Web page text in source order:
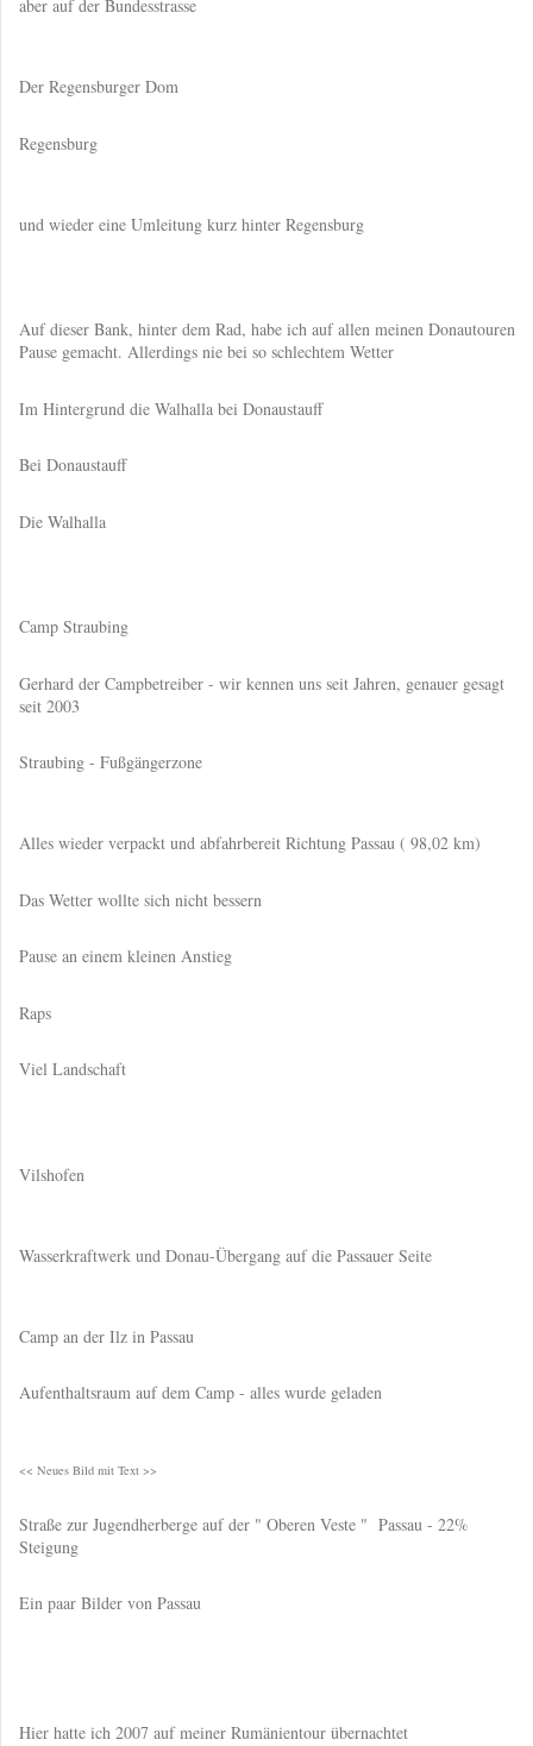
aber auf der Bundesstrasse
Der Regensburger Dom
Regensburg
und wieder eine Umleitung kurz hinter Regensburg
Auf dieser Bank, hinter dem Rad, habe ich auf allen meinen Donautouren
Pause gemacht. Allerdings nie bei so schlechtem Wetter
Im Hintergrund die Walhalla bei Donaustauff
Bei Donaustauff
Die Walhalla
Camp Straubing
Gerhard der Campbetreiber - wir kennen uns seit Jahren, genauer gesagt
seit 2003
Straubing - Fußgängerzone
Alles wieder verpackt und abfahrbereit Richtung Passau ( 98,02 km)
Das Wetter wollte sich nicht bessern
Pause an einem kleinen Anstieg
Raps
Viel Landschaft
Vilshofen
Wasserkraftwerk und Donau-Übergang auf die Passauer Seite
Camp an der Ilz in Passau
Aufenthaltsraum auf dem Camp - alles wurde geladen
<< Neues Bild mit Text >>
Straße zur Jugendherberge auf der " Oberen Veste " Passau - 22%
Steigung
Ein paar Bilder von Passau
Hier hatte ich 2007 auf meiner Rumänientour übernachtet